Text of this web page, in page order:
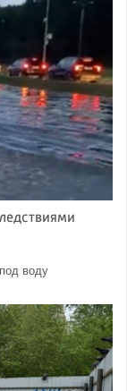
воду